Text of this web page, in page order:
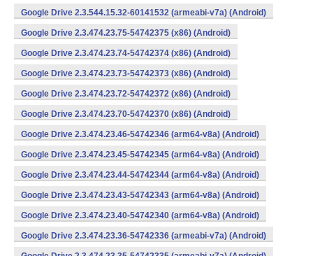
Google Drive 2.3.544.15.32-60141532 (armeabi-v7a) (Android)
Google Drive 2.3.474.23.75-54742375 (x86) (Android)
Google Drive 2.3.474.23.74-54742374 (x86) (Android)
Google Drive 2.3.474.23.73-54742373 (x86) (Android)
Google Drive 2.3.474.23.72-54742372 (x86) (Android)
Google Drive 2.3.474.23.70-54742370 (x86) (Android)
Google Drive 2.3.474.23.46-54742346 (arm64-v8a) (Android)
Google Drive 2.3.474.23.45-54742345 (arm64-v8a) (Android)
Google Drive 2.3.474.23.44-54742344 (arm64-v8a) (Android)
Google Drive 2.3.474.23.43-54742343 (arm64-v8a) (Android)
Google Drive 2.3.474.23.40-54742340 (arm64-v8a) (Android)
Google Drive 2.3.474.23.36-54742336 (armeabi-v7a) (Android)